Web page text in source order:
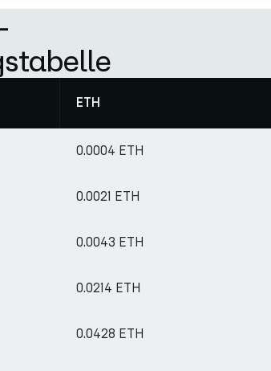
ETH
0.0004 ETH
0.0021 ETH
0.0043 ETH
0.0214 ETH
0.0428 ETH